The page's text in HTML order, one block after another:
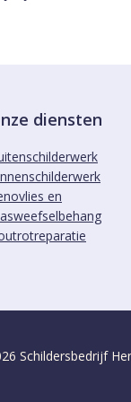
diensten
en
Schildersbedrijf